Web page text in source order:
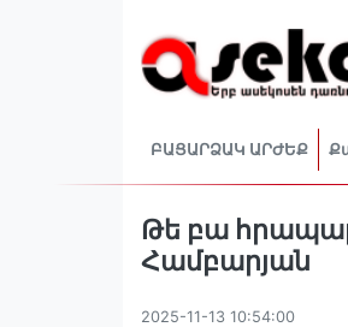
ԲԱՑԱՐՁԱԿ ԱՐԺԵՔ
Թե բա
Համբարյան
2025-11-13 10:54:00